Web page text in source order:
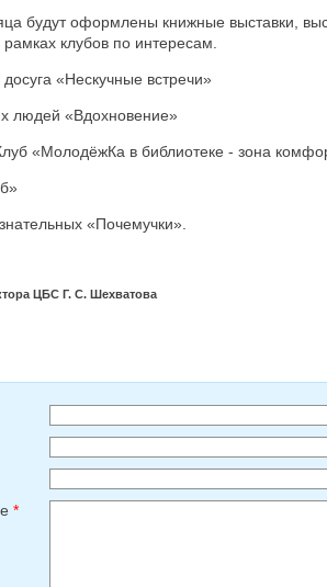
будут оформлены книжные выставки,
клубов по интересам.
досуга «Нескучные встречи»
людей «Вдохновение»
«МолодёжКа в библиотеке - зона
«Почемучки».
ЦБС Г. С. Шехватова
*